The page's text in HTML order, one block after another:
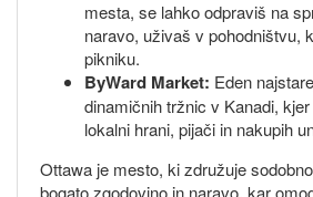
mesta, se lahko odpraviš na
naravo, uživaš v pohodništvu,
pikniku.
ByWard Market: Eden
dinamičnih tržnic v Kanadi,
lokalni hrani, pijači in nakupih
Ottawa je mesto, ki združuje
bogato zgodovino in naravo, kar